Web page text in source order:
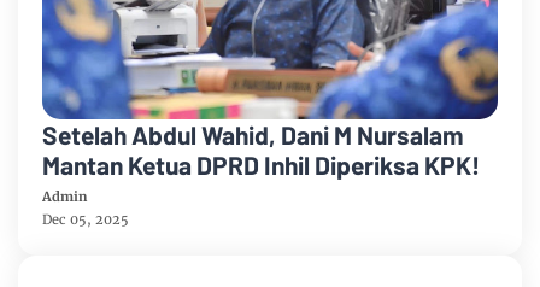
Setelah Abdul Wahid, Dani M Nursalam
Mantan Ketua DPRD Inhil Diperiksa KPK!
Admin
Dec 05, 2025